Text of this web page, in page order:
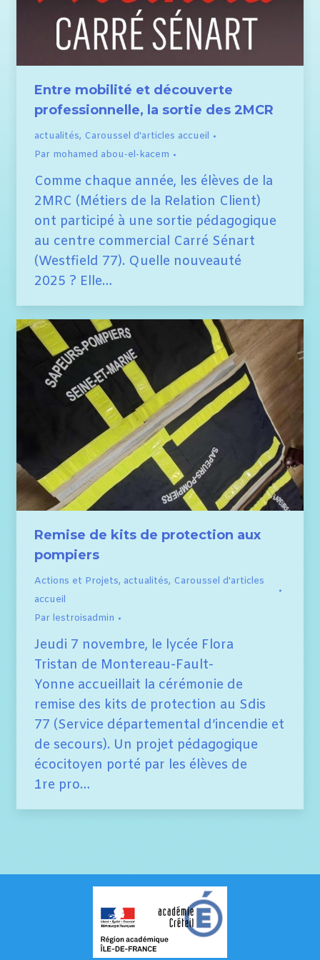
Entre mobilité et découverte
professionnelle, la sortie des 2MCR
actualités, Caroussel d'articles accueil
Par mohamed abou-el-kacem
Comme chaque année, les élèves de la
2MRC (Métiers de la Relation Client)
ont participé à une sortie pédagogique
au centre commercial Carré Sénart
(Westfield 77). Quelle nouveauté
2025 ? Elle…
Remise de kits de protection aux
pompiers
Actions et Projets, actualités, Caroussel d'articles
accueil
Par lestroisadmin
Jeudi 7 novembre, le lycée Flora
Tristan de Montereau-Fault-
Yonne accueillait la cérémonie de
remise des kits de protection au Sdis
77 (Service départemental d’incendie et
de secours). Un projet pédagogique
écocitoyen porté par les élèves de
1re pro…